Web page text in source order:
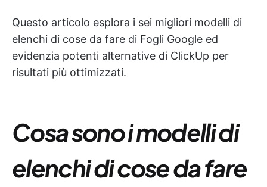
Questo articolo esplora i sei migliori modelli di
elenchi di cose da fare di Fogli Google ed
evidenzia potenti alternative di ClickUp per
risultati più ottimizzati.
Cosa sono i modelli di
elenchi di cose da fare